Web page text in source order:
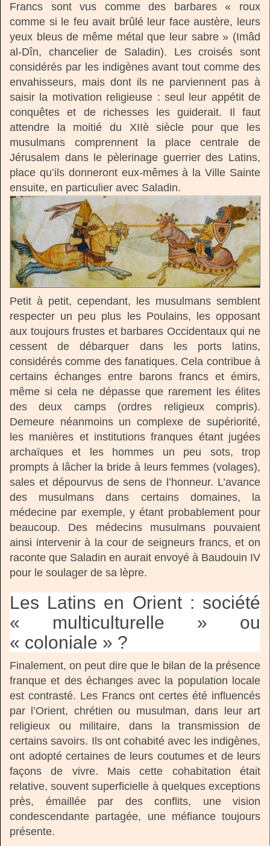
Francs sont vus comme des barbares « roux
comme si le feu avait brûlé leur face austère, leurs
yeux bleus de même métal que leur sabre » (Imâd
al-Dîn, chancelier de Saladin). Les croisés sont
considérés par les indigènes avant tout comme des
envahisseurs, mais dont ils ne parviennent pas à
saisir la motivation religieuse : seul leur appétit de
conquêtes et de richesses les guiderait. Il faut
attendre la moitié du XIIè siècle pour que les
musulmans comprennent la place centrale de
Jérusalem dans le pèlerinage guerrier des Latins,
place qu’ils donneront eux-mêmes à la Ville Sainte
ensuite, en particulier avec Saladin.
Petit à petit, cependant, les musulmans semblent
respecter un peu plus les Poulains, les opposant
aux toujours frustes et barbares Occidentaux qui ne
cessent de débarquer dans les ports latins,
considérés comme des fanatiques. Cela contribue à
certains échanges entre barons francs et émirs,
même si cela ne dépasse que rarement les élites
des deux camps (ordres religieux compris).
Demeure néanmoins un complexe de supériorité,
les manières et institutions franques étant jugées
archaïques et les hommes un peu sots, trop
prompts à lâcher la bride à leurs femmes (volages),
sales et dépourvus de sens de l’honneur. L’avance
des musulmans dans certains domaines, la
médecine par exemple, y étant probablement pour
beaucoup. Des médecins musulmans pouvaient
ainsi intervenir à la cour de seigneurs francs, et on
raconte que Saladin en aurait envoyé à Baudouin IV
pour le soulager de sa lèpre.
Les Latins en Orient : société
« multiculturelle » ou
« coloniale » ?
Finalement, on peut dire que le bilan de la présence
franque et des échanges avec la population locale
est contrasté. Les Francs ont certes été influencés
par l’Orient, chrétien ou musulman, dans leur art
religieux ou militaire, dans la transmission de
certains savoirs. Ils ont cohabité avec les indigènes,
ont adopté certaines de leurs coutumes et de leurs
façons de vivre. Mais cette cohabitation était
relative, souvent superficielle à quelques exceptions
près, émaillée par des conflits, une vision
condescendante partagée, une méfiance toujours
présente.